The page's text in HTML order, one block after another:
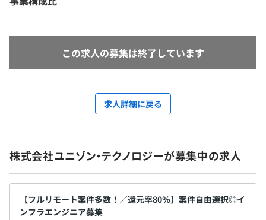
この求人の募集は終了しています
求人詳細に戻る
株式会社ユニゾン・テクノロジーが募集中の求人
【フルリモート案件多数！／還元率80％】案件自由選択◎イ
ンフラエンジニア募集